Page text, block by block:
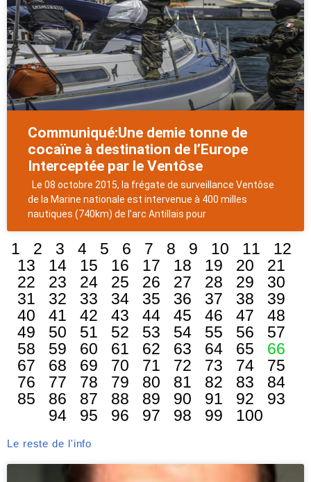
Communiqué:Une demie tonne de
cocaïne à destination de l’Europe
Interceptée par le Ventôse
Le 08 octobre 2015, la frégate de surveillance Ventôse
de la Marine nationale est intervenue à 400 milles
nautiques (740km) de l’arc Antillais pour
1 2 3 4 5 6 7 8 9 10 11
12
13
14 15 16 17 18 19 20
21
22
23 24 25 26 27 28 29
30
31
32 33 34 35 36 37 38
39
40
41 42 43 44 45 46 47
48
49
50 51 52 53 54 55 56
57
58
59 60 61 62 63 64 65
66
67
68 69 70 71 72 73 74
75
76
77 78 79 80 81 82 83
84
85
86 87 88 89 90 91 92
93
94
95 96 97 98 99 100
Le reste de l'info